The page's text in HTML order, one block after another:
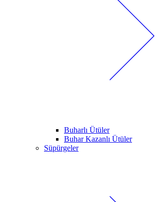
Buharlı Ütüler
Buhar Kazanlı Ütüler
Süpürgeler